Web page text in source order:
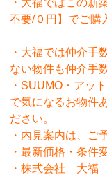
・大福ではこの新
不要/０円】でご購
・大福では仲介手
ない物件も仲介手
・SUUMO・アッ
で気になるお物件
ださい。
・内見案内は、ご
・最新価格・条件
・株式会社 大